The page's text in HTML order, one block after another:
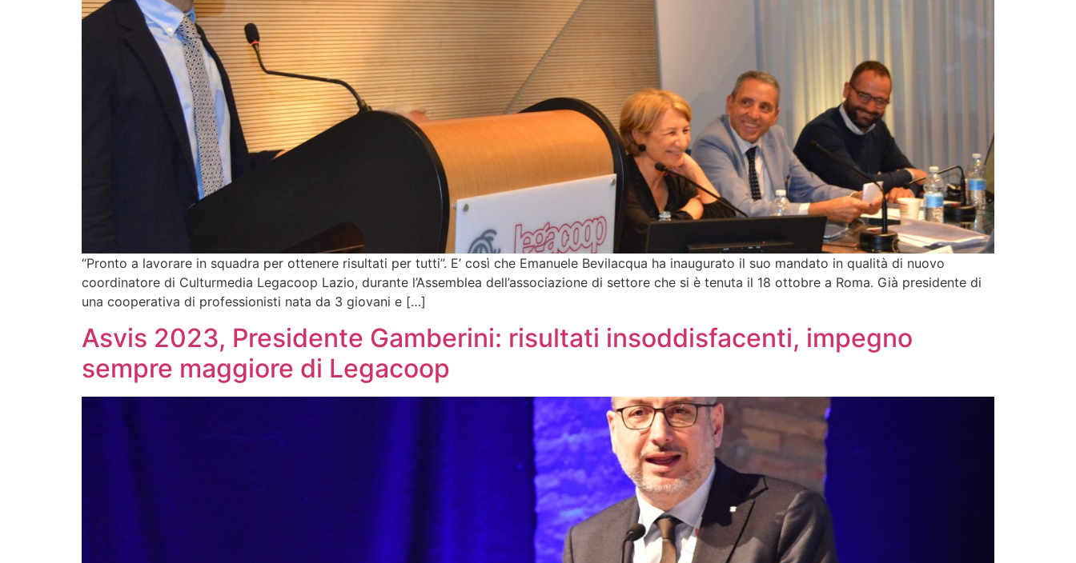
“Pronto a lavorare in squadra per ottenere risultati per tutti”. E’ così che Emanuele Bevilacqua ha inaugurato il suo mandato in qualità di nuovo
coordinatore di Culturmedia Legacoop Lazio, durante l’Assemblea dell’associazione di settore che si è tenuta il 18 ottobre a Roma. Già presidente di
una cooperativa di professionisti nata da 3 giovani e […]
Asvis 2023, Presidente Gamberini: risultati insoddisfacenti, impegno
sempre maggiore di Legacoop